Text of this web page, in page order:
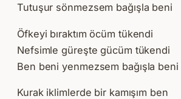
Tutuşur sönmezsem bağışla beni
Öfkeyi bıraktım öcüm tükendi
Nefsimle güreşte gücüm tükendi
Ben beni yenmezsem bağışla beni
Kurak iklimlerde bir kamışım ben